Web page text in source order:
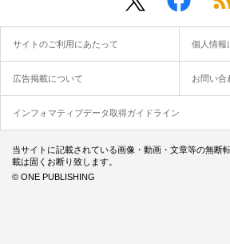
サイトのご利用にあたって 個人情報
広告掲載について お問い合
インフォマティブデータ取得ガイドライン
当サイトに記載されている画像・動画・文章等の無断
載は固くお断り致します。
© ONE PUBLISHING